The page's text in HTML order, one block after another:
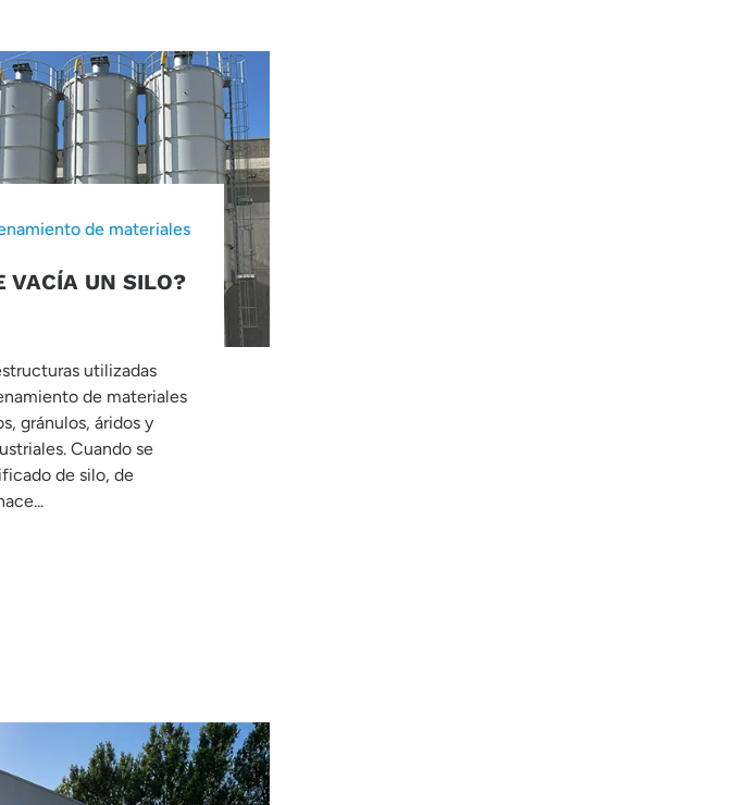
de materiales
VACÍA UN SILO?
utilizadas
de materiales
gránulos, áridos y
Cuando se
de silo, de